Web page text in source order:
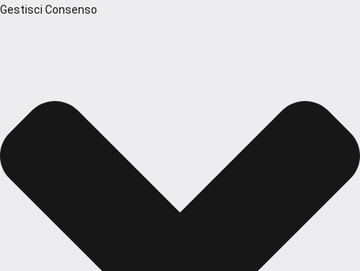
Gestisci Consenso